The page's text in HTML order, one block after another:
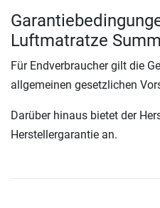
Luftmatratze
Für Endverbraucher gilt die
allgemeinen gesetzlichen
Darüber hinaus bietet der
Herstellergarantie an.